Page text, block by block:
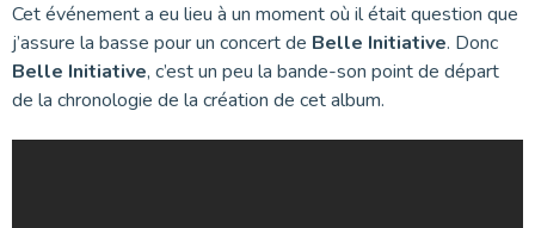
Cet événement a eu lieu à un moment où il était question que
j’assure la basse pour un concert de Belle Initiative. Donc
Belle Initiative, c’est un peu la bande-son point de départ
de la chronologie de la création de cet album.